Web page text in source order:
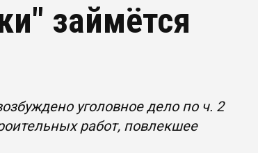
займётся
уголовное дело по ч. 2
работ, повлекшее